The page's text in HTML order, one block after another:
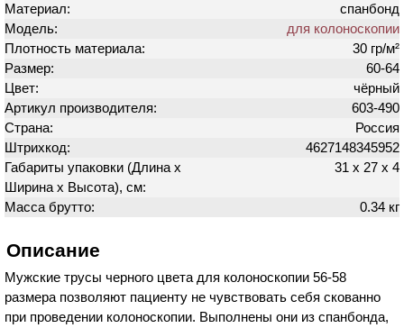
Материал:
спанбонд
Модель:
для колоноскопии
Плотность материала:
30 гр/м²
Размер:
60-64
Цвет:
чёрный
Артикул производителя:
603-490
Страна:
Россия
Штрихкод:
4627148345952
Габариты упаковки (Длина х
Ширина х Высота), см:
31 х 27 х 4
Масса брутто: 0.34 кг
Описание
Мужские трусы черного цвета для колоноскопии 56-58
размера позволяют пациенту не чувствовать себя скованно
при проведении колоноскопии. Выполнены они из спанбонда,